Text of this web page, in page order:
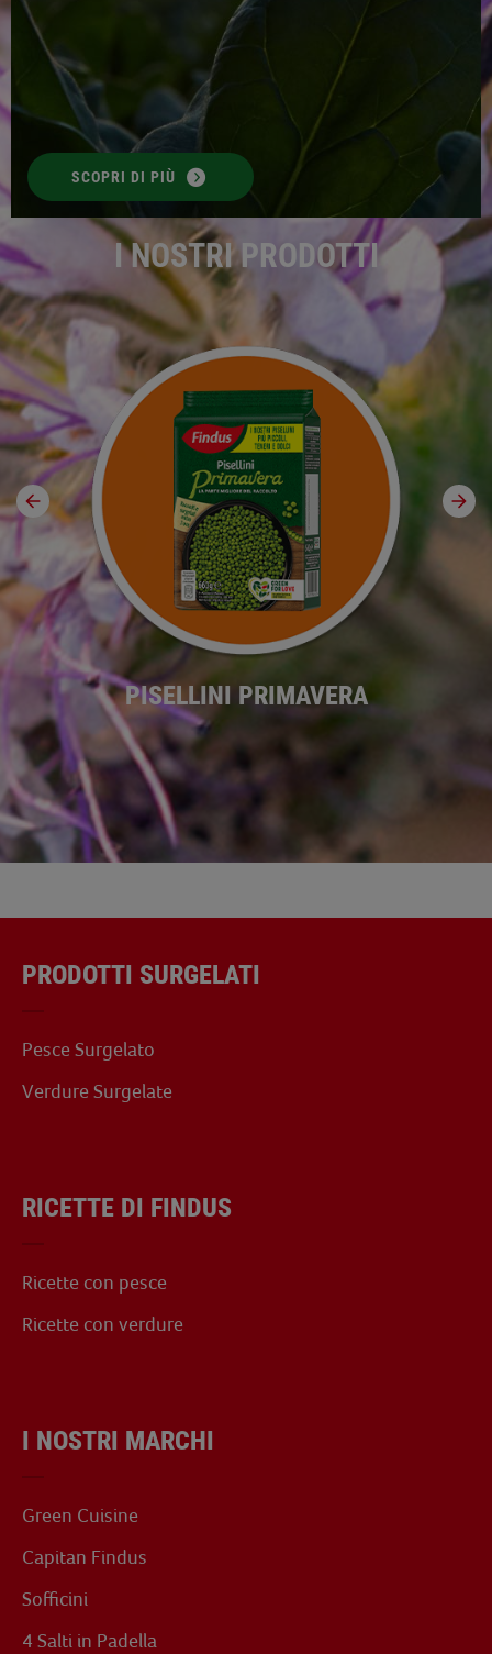
SCOPRI DI PIÙ
I NOSTRI PRODOTTI
PISELLINI PRIMAVERA
PRODOTTI SURGELATI
Pesce Surgelato
Verdure Surgelate
RICETTE DI FINDUS
Ricette con pesce
Ricette con verdure
I NOSTRI MARCHI
Green Cuisine
Capitan Findus
Sofficini
4 Salti in Padella